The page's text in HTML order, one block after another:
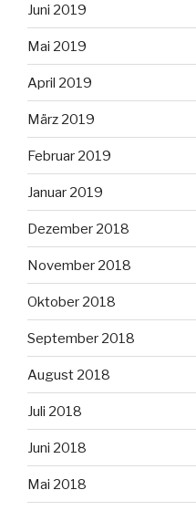
Juni 2019
Mai 2019
April 2019
März 2019
Februar 2019
Januar 2019
Dezember 2018
November 2018
Oktober 2018
September 2018
August 2018
Juli 2018
Juni 2018
Mai 2018